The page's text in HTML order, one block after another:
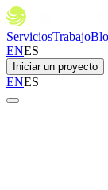
ServiciosTrabajo
ENES
Iniciar un proyecto
ENES